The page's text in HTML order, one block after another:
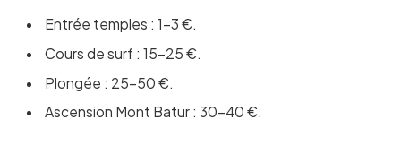
Entrée temples : 1–3 €.
Cours de surf : 15–25 €.
Plongée : 25–50 €.
Ascension Mont Batur : 30–40 €.